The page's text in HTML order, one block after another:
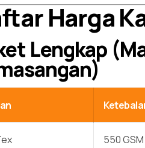
Harga
Lengkap
550 GSM